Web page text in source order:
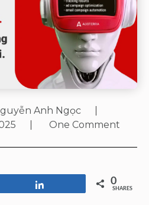
Anh Ngọc
One Comment
0
SHARES